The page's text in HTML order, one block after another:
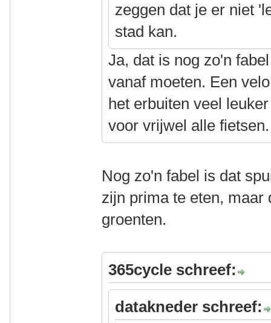
zeggen dat je er niet
stad kan.
Ja, dat is nog zo'n
vanaf moeten. Een
het erbuiten veel
voor vrijwel alle fietsen.
Nog zo'n fabel is dat
zijn prima te eten,
groenten.
365cycle schreef:
datakneder schreef: